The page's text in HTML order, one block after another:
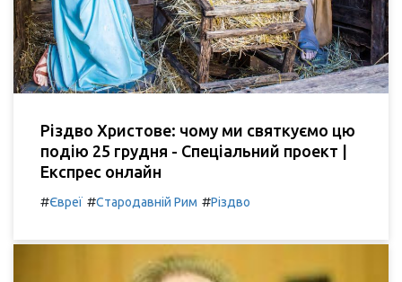
Різдво Христове: чому ми святкуємо цю
подію 25 грудня - Спеціальний проект |
Експрес онлайн
#Євреї #Стародавній Рим #Різдво